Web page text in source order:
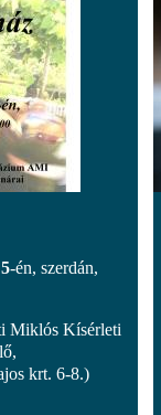
-én, szerdán,
Miklós Kísérleti
krt. 6-8.)